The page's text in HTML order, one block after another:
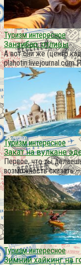
Туризм интересное
Занзибар. отливы
А вот они же (центр
plahotin.livejournal.com
Туризм интересное
Закат на вулкане
Первое, что ты
возможность сказать
Туризм интересное
Зимний хайкинг на